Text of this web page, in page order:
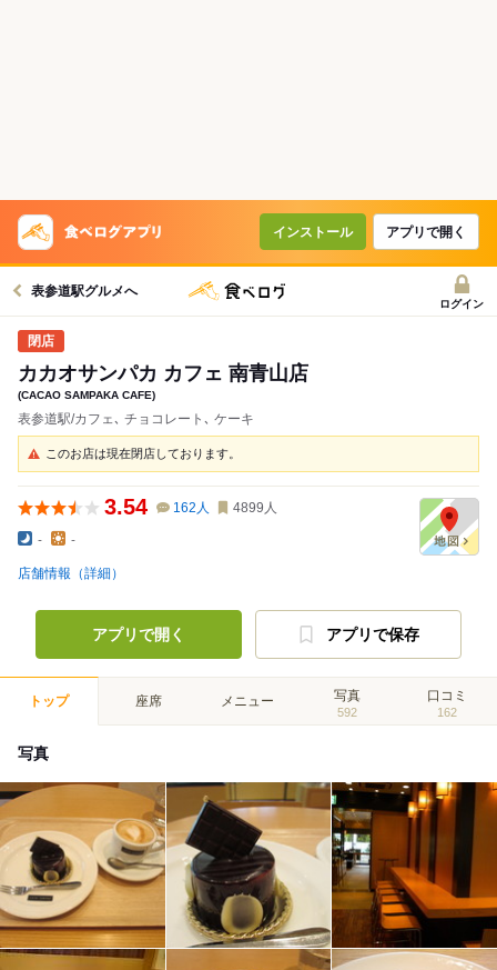
インストール アプリで開く
表参道駅グルメへ
ログイン
カカオサンパカ カフェ 南青山店
(CACAO SAMPAKA CAFE)
表参道駅/カフェ､ チョコレート､ ケーキ
このお店は現在閉店しております。
3.54 162 人 4899 人
- -
店舗情報（詳細）
アプリで開く アプリで保存
トップ 座席 メニュー 写真
592
口コミ
162
写真